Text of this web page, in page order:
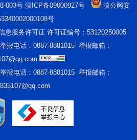
003号 滇ICP备09000927号
滇公网安
号
息服务许可证 许可证编号：53120250005
报电话：0887-8881015 举报邮箱：
报电话：0887-8881015 举报邮箱：